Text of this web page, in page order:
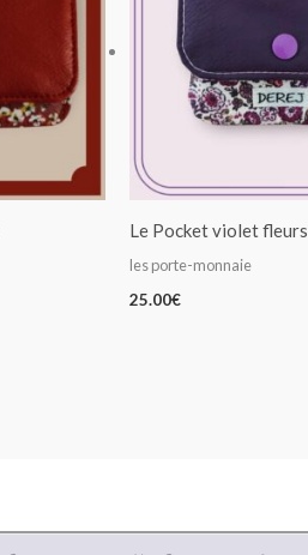
Le Pocket violet fleurs
les porte-monnaie
25.00€